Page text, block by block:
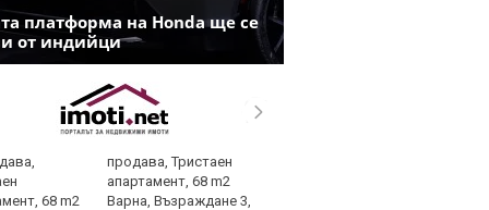
платформа на Honda ще се
от индийци
продава, Тристаен
апартамент, 68 m2
Варна, Възраждане 3,